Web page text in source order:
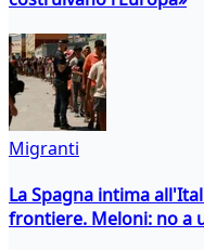
Migranti
La Spagna intima
frontiere. Meloni: no a